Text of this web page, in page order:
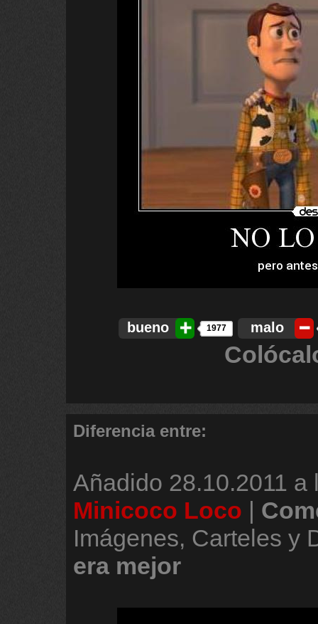
bueno 1977 malo
Diferencia entre:
Añadido 28.10.2011 a
Minicoco Loco |
Imágenes, Carteles y
era mejor